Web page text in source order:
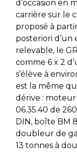
d’occasion en
carrière sur le
proposé à
posteriori d’un
relevable, le
comme 6 x 2
s’élève à
est la même
dérive :
06.35.40 de
DIN, boîte BM
doubleur de
13 tonnes à